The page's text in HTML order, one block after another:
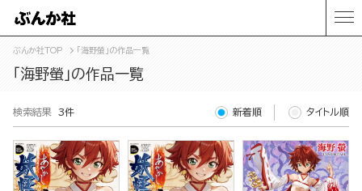
ぶんか社TOP 「海野螢」の作品一覧
「海野螢」の作品一覧
検索結果 3件 新着順 タイトル順